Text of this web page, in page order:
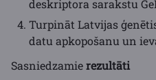
deskriptora sarakstu
Turpināt Latvijas
datu apkopošanu un
Sasniedzamierezultāti